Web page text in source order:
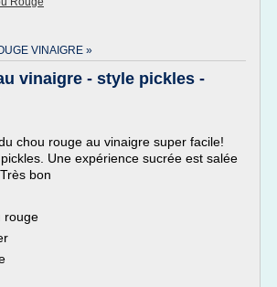
VINAIGRE »
vinaigre - style pickles -
chou rouge au vinaigre super facile!
Une expérience sucrée est salée
bon
rouge